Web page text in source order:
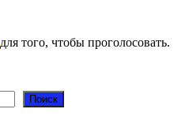
для того, чтобы проголосовать.
Поиск